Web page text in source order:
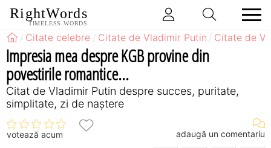
RightWords
TIMELESS WORDS
Citate celebre Citate de Vladimir Putin Citate de
Impresia mea despre KGB provine din
povestirile romantice...
Citat de Vladimir Putin despre succes, puritate,
simplitate, zi de naștere
votează acum adaugă un comentariu